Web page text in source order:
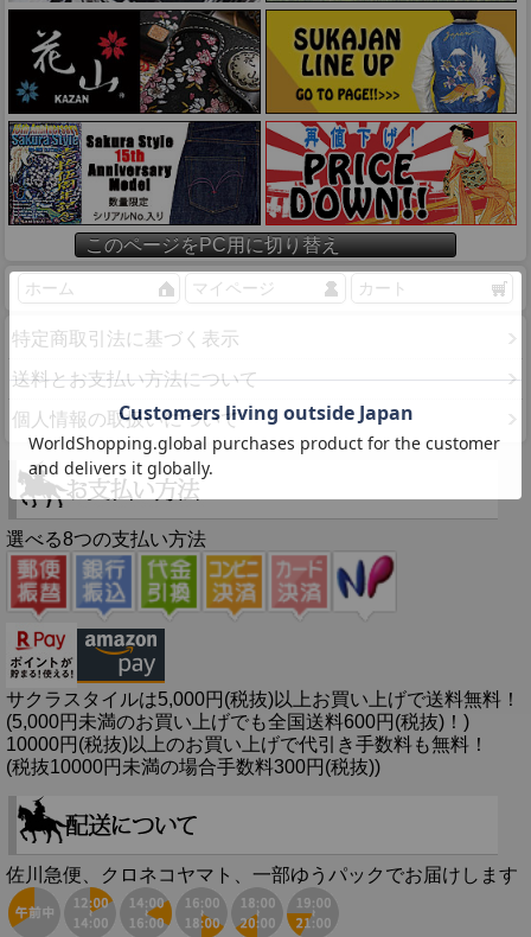
このページをPC用に切り替え
ホーム マイページ カート
特定商取引法に基づく表示
送料とお支払い方法について
個人情報の取扱いについて
選べる8つの支払い方法
サクラスタイルは5,000円(税抜)以上お買い上げで送料無料！
(5,000円未満のお買い上げでも全国送料600円(税抜)！)
10000円(税抜)以上のお買い上げで代引き手数料も無料！
(税抜10000円未満の場合手数料300円(税抜))
佐川急便、クロネコヤマト、一部ゆうパックでお届けします